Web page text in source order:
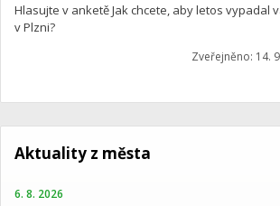
Hlasujte v anketě Jak chcete, aby letos vypadal
v Plzni?
Zveřejněno: 14.
Aktuality z města
6. 8. 2026